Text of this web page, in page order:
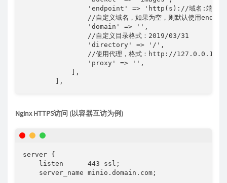
                'endpoint' => 'http(s)://域名:端口',
//自定义域名，如果为空，则默认使用
                'domain' => '',
                //自定义目录格式：2019/03/31
                'directory' => '/',
//使用代理，格式：http://
                'proxy' => '',
            ],
        ],
Nginx HTTPS访问 (以容器互访为例)
server {
    listen      443 ssl;
server_name minio.domain.com;